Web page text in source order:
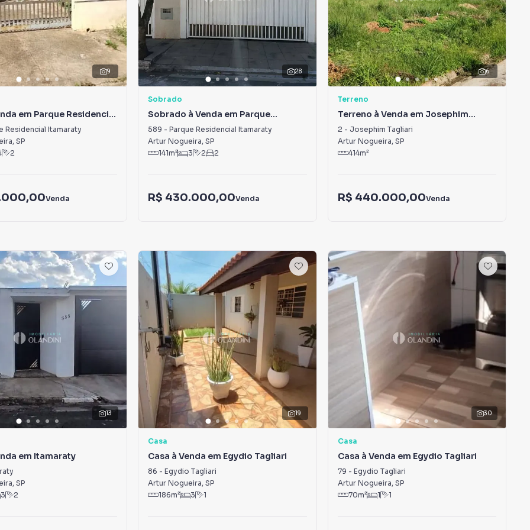
9
em Parque Residencial
Residencial Itamaraty
, SP
2
Venda
28
Sobrado
Sobrado à Venda em Parque
Residencial Itamaraty
589 - Parque Residencial Itamaraty
Artur Nogueira, SP
141m² 3 2 2
R$ 430.000,00Venda
6
Terreno
Terreno à Venda em Josephim
Tagliari
2 - Josephim Tagliari
Artur Nogueira, SP
414m²
R$ 440.000,00Venda
13
em Itamaraty
, SP
3
2
19
Casa
Casa à Venda em Egydio Tagliari
86 - Egydio Tagliari
Artur Nogueira, SP
186m² 3 1
30
Casa
Casa à Venda em Egydio Tagliari
79 - Egydio Tagliari
Artur Nogueira, SP
70m² 1 1